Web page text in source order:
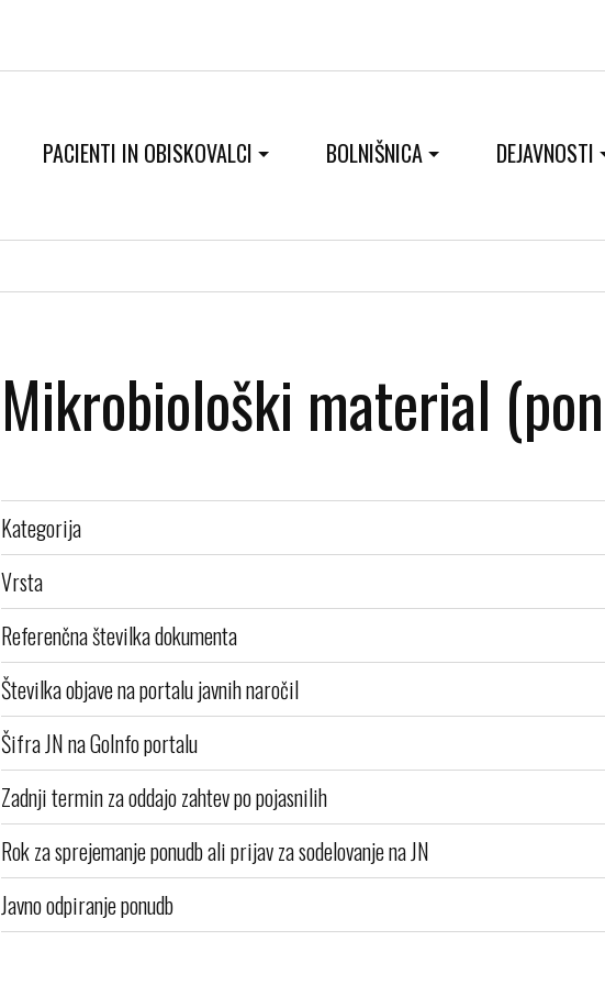
PACIENTI IN OBISKOVALCI BOLNIŠNICA DEJAVNOSTI
Mikrobiološki material
Kategorija
Vrsta
Referenčna številka dokumenta
Številka objave na portalu javnih naročil
Šifra JN na GoInfo portalu
Zadnji termin za oddajo zahtev po pojasnilih
Rok za sprejemanje ponudb ali prijav za sodelovanje na JN
Javno odpiranje ponudb